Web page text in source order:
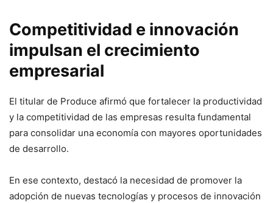
Competitividad e innovación
impulsan el crecimiento
empresarial
El titular de Produce afirmó que fortalecer la productividad
y la competitividad de las empresas resulta fundamental
para consolidar una economía con mayores oportunidades
de desarrollo.
En ese contexto, destacó la necesidad de promover la
adopción de nuevas tecnologías y procesos de innovación